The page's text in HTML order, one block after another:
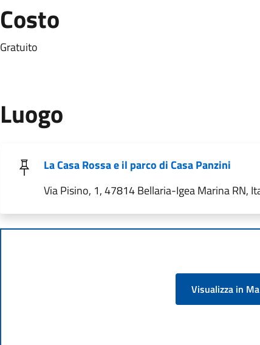
Costo
Gratuito
Luogo
La Casa Rossa e il parco di Casa Panzini
Via Pisino, 1, 47814 Bellaria-Igea Marina RN,
Visualizza in